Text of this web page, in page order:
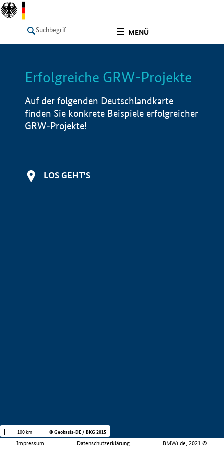
MENÜ
LISTE Info
Erfolgreiche GRW-Projekte
Auf der folgenden Deutschlandkarte
finden Sie konkrete Beispiele erfolgreicher
GRW-Projekte!
LOS GEHT'S
Impressum Datenschutzerklärung BMWi.de, 2021 ©
100 km © Geobasis-DE / BKG 2015